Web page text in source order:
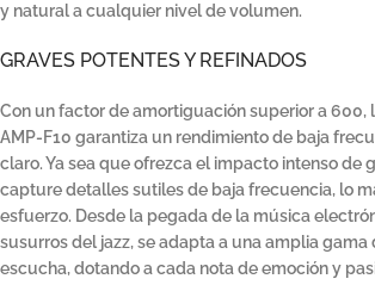
y natural a cualquier nivel de volumen.
GRAVES POTENTES Y REFINADOS
Con un factor de amortiguación superior a 600,
AMP-F10 garantiza un rendimiento de baja
claro. Ya sea que ofrezca el impacto intenso de
capture detalles sutiles de baja frecuencia, lo
esfuerzo. Desde la pegada de la música
susurros del jazz, se adapta a una amplia gama
escucha, dotando a cada nota de emoción y